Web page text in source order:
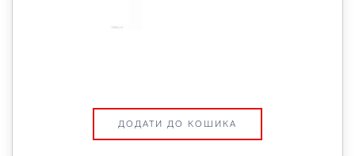
ДОДАТИ ДО КОШИКА